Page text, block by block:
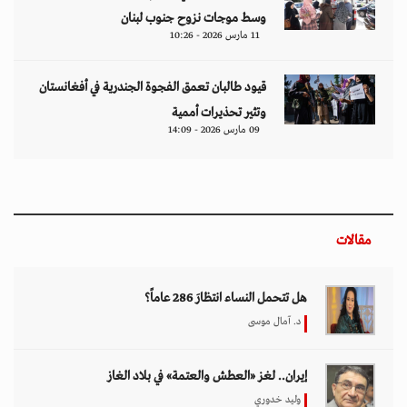
وسط موجات نزوح جنوب لبنان
11 مارس 2026 - 10:26
قيود طالبان تعمق الفجوة الجندرية في أفغانستان
وتثير تحذيرات أممية
09 مارس 2026 - 14:09
مقالات
هل تتحمل النساء انتظارَ 286 عاماً؟
د. آمال موسى
إيران.. لغز «العطش والعتمة» في بلاد الغاز
وليد خدوري